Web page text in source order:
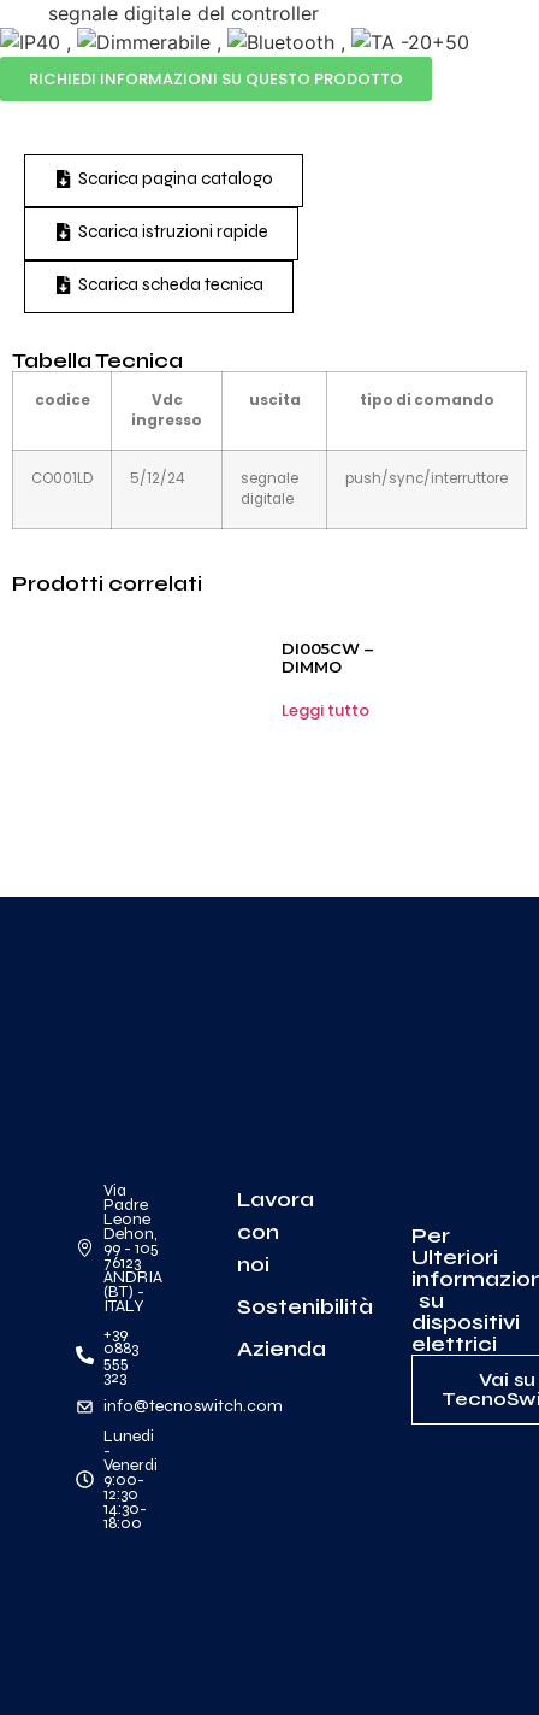
segnale digitale del controller
,
, ,
RICHIEDI INFORMAZIONI SU QUESTO PRODOTTO
Scarica pagina catalogo
Scarica istruzioni rapide
Scarica scheda tecnica
Tabella Tecnica
codice
Vdc
ingresso
uscita tipo di comando
CO001LD 5/12/24
segnale
digitale
push/sync/interruttore
Prodotti correlati
DI005CW –
DIMMO
Leggi tutto
Via
Padre
Leone
Dehon,
99 - 105
76123
ANDRIA
(BT) -
ITALY
+39
0883
555
323
info@tecnoswitch.com
Lunedi
-
Venerdi
9:00-
12:30
14:30-
18:00
Lavora
con
noi
Sostenibilità
Azienda
Per
Ulteriori
su
dispositivi
elettrici
Vai su